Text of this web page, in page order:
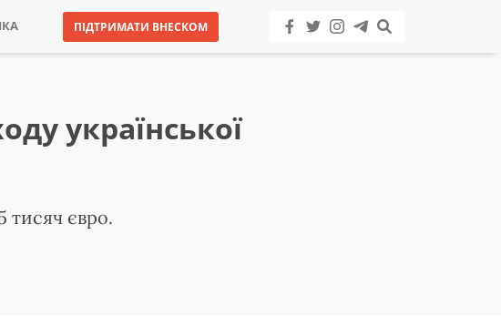
ПІДТРИМАТИ ВНЕСКОМ
української
тисяч євро.